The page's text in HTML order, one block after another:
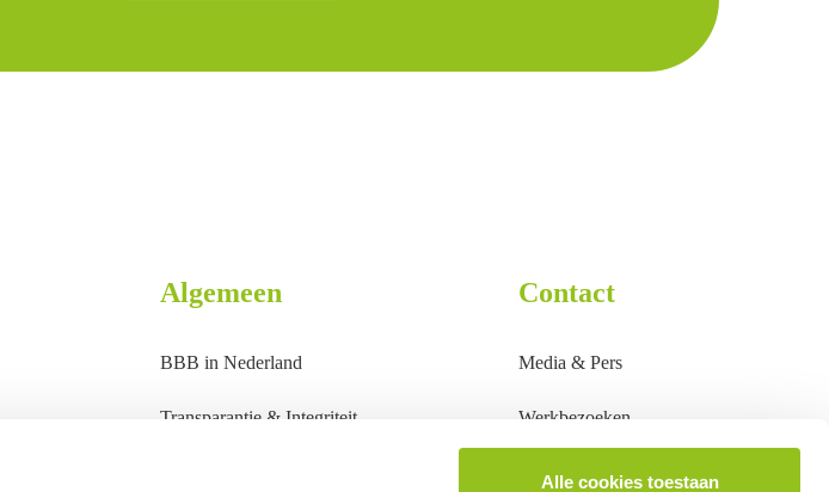
Alle cookies toestaan
Algemeen
BBB in Nederland
Transparantie & Integriteit
Contact
Media & Pers
Werkbezoeken
Groepsbezoeken